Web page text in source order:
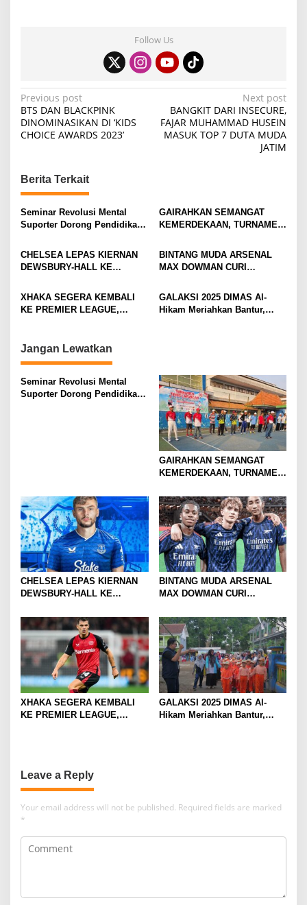
Follow Us
P
o
s
n
a
v
g
a
t
i
n
Previous post
BTS DAN BLACKPINK
DINOMINASIKAN DI ‘KIDS
CHOICE AWARDS 2023’
Next post
BANGKIT DARI INSECURE,
FAJAR MUHAMMAD HUSEIN
MASUK TOP 7 DUTA MUDA
JATIM
Berita Terkait
Seminar Revolusi Mental
Suporter Dorong Pendidikan
GAIRAHKAN SEMANGAT
KEMERDEKAAN, TURNAMEN
MOJOKERTO RAYA RESMI
BERGULIR
CHELSEA LEPAS KIERNAN
DEWSBURY-HALL KE
SANG GELANDANG DIMULAI
BINTANG MUDA ARSENAL
MAX DOWMAN CURI
PRAMUSIM ASIA
XHAKA SEGERA KEMBALI
KE PREMIER LEAGUE,
GALAKSI 2025 DIMAS Al-
Hikam Meriahkan Bantur,
Jangan Lewatkan
Seminar Revolusi Mental
Suporter Dorong Pendidikan
GAIRAHKAN SEMANGAT
KEMERDEKAAN, TURNAMEN
MOJOKERTO RAYA RESMI
BERGULIR
CHELSEA LEPAS KIERNAN
DEWSBURY-HALL KE
SANG GELANDANG DIMULAI
BINTANG MUDA ARSENAL
MAX DOWMAN CURI
PRAMUSIM ASIA
XHAKA SEGERA KEMBALI
KE PREMIER LEAGUE,
GALAKSI 2025 DIMAS Al-
Hikam Meriahkan Bantur,
Leave a Reply
Your email address will not be published. Required fields are marked
*